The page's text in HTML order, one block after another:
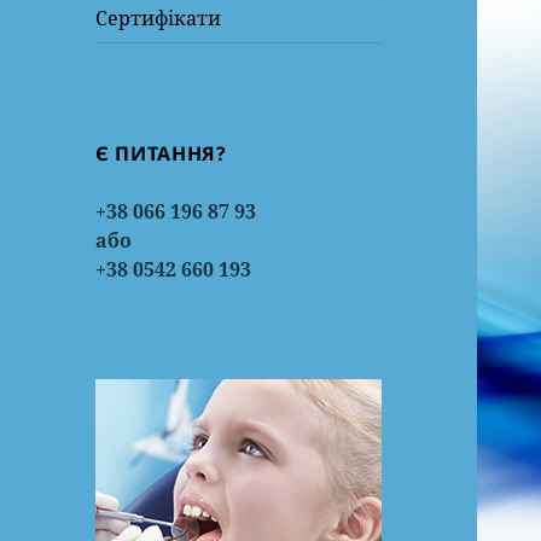
Сертифікати
Є ПИТАННЯ?
+38 066 196 87 93
або
+38 0542 660 193